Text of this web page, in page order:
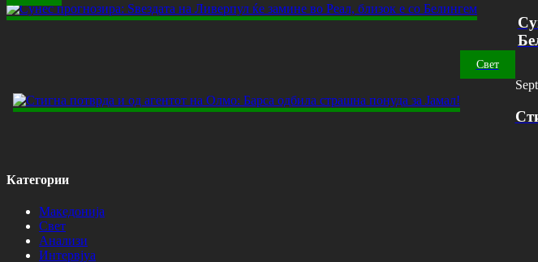
Свет
Категории
Македонија
Свет
Анализи
Интервјуа